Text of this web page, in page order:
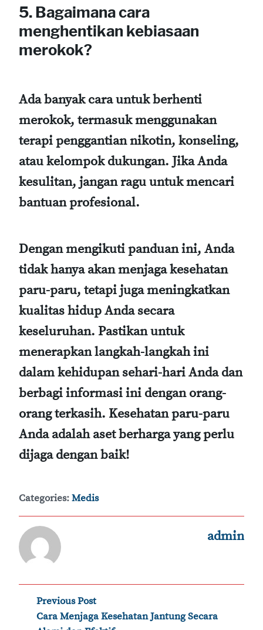
5.Bagaimana cara
menghentikan kebiasaan
merokok?
Ada banyak cara untuk berhenti
merokok, termasuk menggunakan
terapi penggantian nikotin, konseling,
atau kelompok dukungan. Jika Anda
kesulitan, jangan ragu untuk mencari
bantuan profesional.
Dengan mengikuti panduan ini, Anda
tidak hanya akan menjaga kesehatan
paru-paru, tetapi juga meningkatkan
kualitas hidup Anda secara
keseluruhan. Pastikan untuk
menerapkan langkah-langkah ini
dalam kehidupan sehari-hari Anda dan
berbagi informasi ini dengan orang-
orang terkasih. Kesehatan paru-paru
Anda adalah aset berharga yang perlu
dijaga dengan baik!
Categories:Medis
admin
Post
Previous Post
Cara Menjaga Kesehatan Jantung Secara